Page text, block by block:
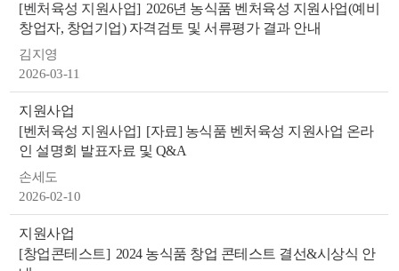
[벤처육성 지원사업] 2026년 농식품 벤처육성 지원사업(예비
창업자, 창업기업) 자격검토 및 서류평가 결과 안내
김지영
2026-03-11
지원사업
[벤처육성 지원사업] [자료] 농식품 벤처육성 지원사업 온라
인 설명회 발표자료 및 Q&A
손세도
2026-02-10
지원사업
[창업콘테스트] 2024 농식품 창업 콘테스트 결선&시상식 안